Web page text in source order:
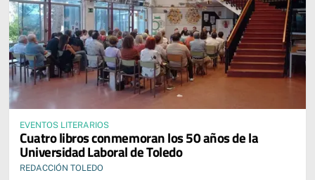
EVENTOS LITERARIOS
Cuatro libros conmemoran los 50 años de la
Universidad Laboral de Toledo
REDACCIÓN TOLEDO